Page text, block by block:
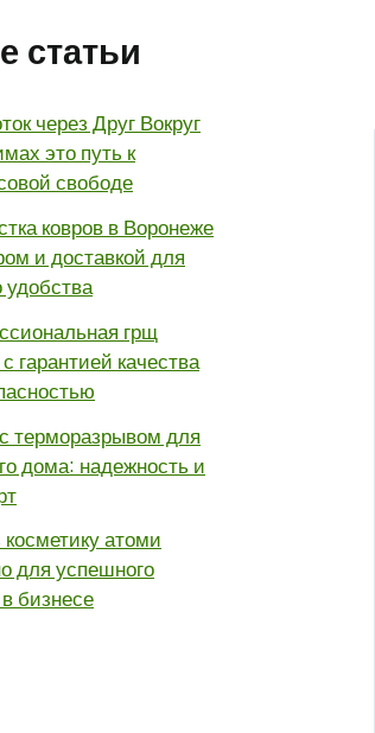
статьи
через Друг Вокруг
это путь к
свободе
ковров в Воронеже
и доставкой для
удобства
грщ
гарантией качества
терморазрывом для
дома: надежность и
косметику атоми
для успешного
бизнесе